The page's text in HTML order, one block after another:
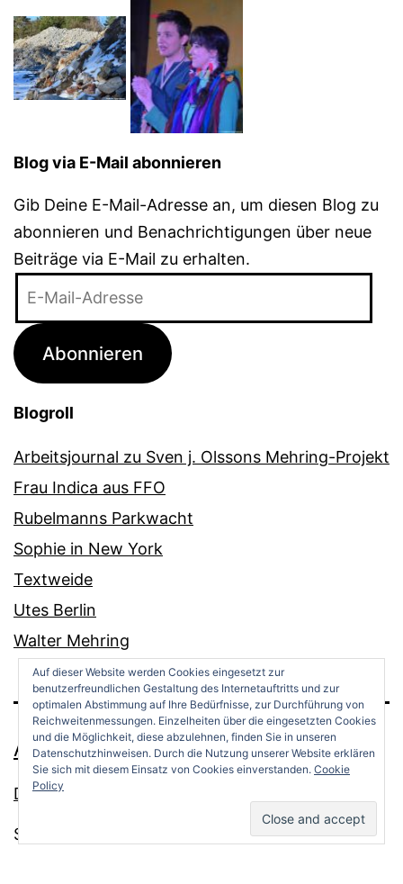
Blog via E-Mail abonnieren
Gib Deine E-Mail-Adresse an, um diesen Blog zu
abonnieren und Benachrichtigungen über neue
Beiträge via E-Mail zu erhalten.
Adresse
Abonnieren
Blogroll
Arbeitsjournal zu Sven j. Olssons Mehring-Projekt
Frau Indica aus FFO
Rubelmanns Parkwacht
Sophie in New York
Textweide
Utes Berlin
Walter Mehring
ANDREAS OPPERMANN
Datenschutz
Stolz präsentiert von WordPress.
Auf dieser Website werden Cookies eingesetzt zur
benutzerfreundlichen Gestaltung des Internetauftritts und zur
optimalen Abstimmung auf Ihre Bedürfnisse, zur Durchführung von
Reichweitenmessungen. Einzelheiten über die eingesetzten Cookies
und die Möglichkeit, diese abzulehnen, finden Sie in unseren
Datenschutzhinweisen. Durch die Nutzung unserer Website erklären
Sie sich mit diesem Einsatz von Cookies einverstanden. Cookie
Policy